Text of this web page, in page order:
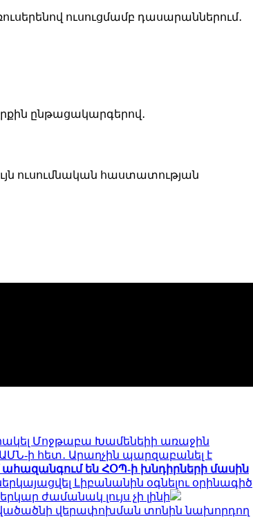
ուսուցմամբ դասարաններում․
ընթացակարգերով․
ուսումնական հաստատության
Մոջթաբա Խամենեիի առաջին
ի հետ․ Արաղչին պարզաբանել է
ահազանգում են ՀՕՊ-ի խնդիրների մասին
Լիբանանին օգնելու օրինագիծ
ժամանակ լույս չի լինի
վերափոխման տոնին նախորդող